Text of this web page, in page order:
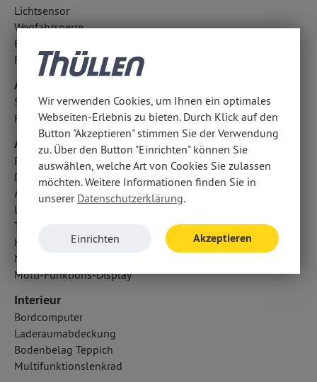
Lichtsensor
Wegfahrsperre
Berganfahrhilfe
Reifendruckkontrolle
Airbags
Seitenairbag vorn und hinten
Fahrer- /Beifahrerairbag
Audio & Kommunikation
Radio
Digitaler Radioempfang DAB
Android Auto u. Apple CarPlay
USB Anschluss, Bluetooth Audiostreaming
Touchscreen Bedienung
Handyvorbereitung Bluetooth
Multimedia-System
Multi-Funktions-Display
Interieur
Bordcomputer
Laderaumabdeckung
Bodenbelag Teppich
Multifunktionslenkrad
Wir verwenden Cookies, um Ihnen ein optimales
Webseiten-Erlebnis zu bieten. Durch Klick auf den
Button "Akzeptieren" stimmen Sie der Verwendung
zu. Über den Button "Einrichten" können Sie
auswählen, welche Art von Cookies Sie zulassen
möchten. Weitere Informationen finden Sie in
unserer Datenschutzerklärung.
Einrichten Akzeptieren